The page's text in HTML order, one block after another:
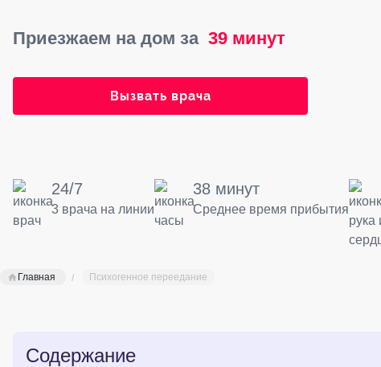
Приезжаем на дом за39 минут
Вызвать врача
24/7
3 врача на линии
38 минут
Среднее время прибытия
Главная Психогенное переедание
Содержание